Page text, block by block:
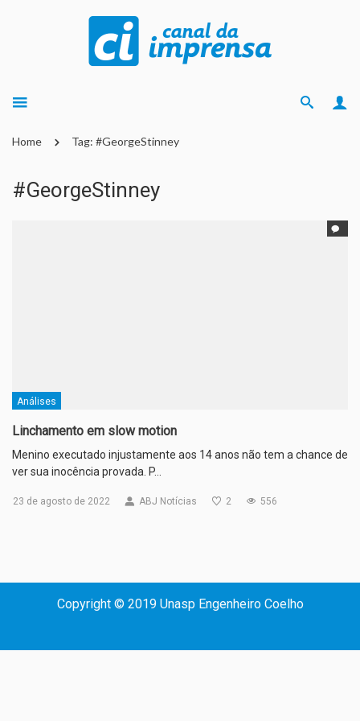
Home Tag: #GeorgeStinney
#GeorgeStinney
Análises
Linchamento em slow motion
Menino executado injustamente aos 14 anos não tem a chance de
ver sua inocência provada. P…
23 de agosto de 2022 ABJ Notícias 2 556
Copyright © 2019 Unasp Engenheiro Coelho